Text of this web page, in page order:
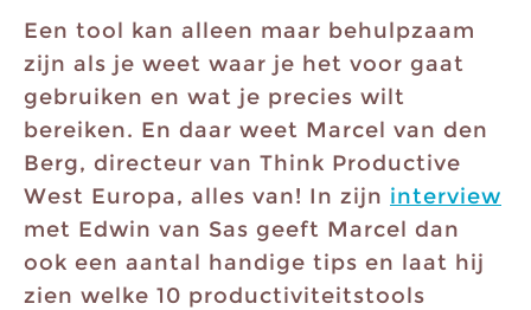
Een tool kan alleen maar behulpzaam
zijn als je weet waar je het voor gaat
gebruiken en wat je precies wilt
bereiken. En daar weet Marcel van den
Berg, directeur van Think Productive
West Europa, alles van! In zijn interview
met Edwin van Sas geeft Marcel dan
ook een aantal handige tips en laat hij
zien welke 10 productiviteitstools